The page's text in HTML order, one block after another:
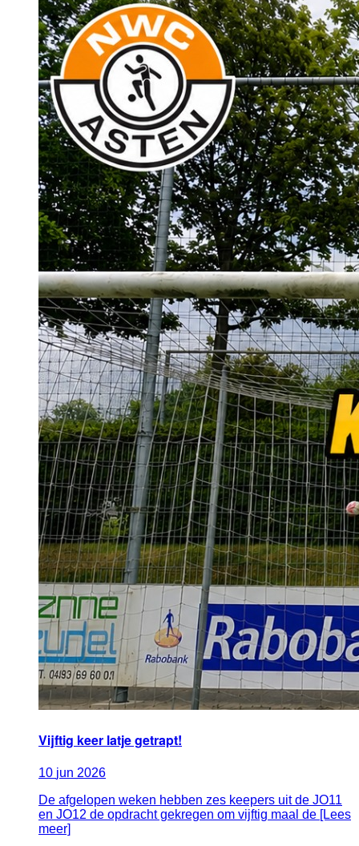
Vijftig keer latje getrapt!
10 jun 2026
De afgelopen weken hebben zes keepers uit de JO11
en JO12 de opdracht gekregen om vijftig maal de [Lees
meer]